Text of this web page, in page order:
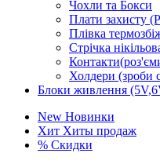
Чохли та Бокси
Плати захисту
Плівка
Стрічка
Холдери (зроби
Блоки живлення
New Новинки
Хит Хиты продаж
% Скидки